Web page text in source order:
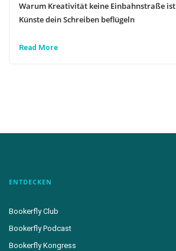
Warum Kreativität keine Einbahnstraße
Künste dein Schreiben beflügeln
Read More
ENTDECKEN
Bookerfly Club
Bookerfly Podcast
Bookerfly Kongress